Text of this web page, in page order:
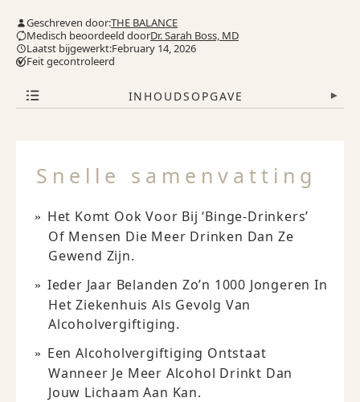
Geschreven door:THE BALANCE
Medisch beoordeeld doorDr. Sarah Boss, MD
Laatst bijgewerkt:February 14, 2026
Feit gecontroleerd
INHOUDSOPGAVE ▾
Snelle samenvatting
Het Komt Ook Voor Bij ‘binge-Drinkers’
Of Mensen Die Meer Drinken Dan Ze
Gewend Zijn.
Ieder Jaar Belanden Zo’n 1000 Jongeren In
Het Ziekenhuis Als Gevolg Van
Alcoholvergiftiging.
Een Alcoholvergiftiging Ontstaat
Wanneer Je Meer Alcohol Drinkt Dan
Jouw Lichaam Aan Kan.